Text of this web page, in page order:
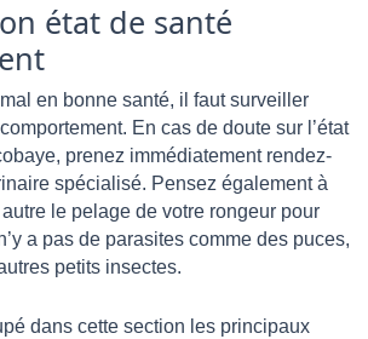
état de santé
en bonne santé, il faut surveiller
En cas de doute sur l’état
prenez immédiatement rendez-
spécialisé. Pensez également à
le pelage de votre rongeur pour
a pas de parasites comme des puces,
petits insectes.
dans cette section les principaux